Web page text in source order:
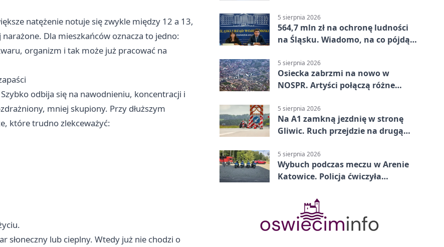
natężenie notuje się zwykle między 12 a 13,
Dla mieszkańców oznacza to jedno:
organizm i tak może już pracować na
odbija się na nawodnieniu, koncentracji i
mniej skupiony. Przy dłuższym
które trudno zlekceważyć:
słoneczny lub cieplny. Wtedy już nie chodzi o
5 sierpnia 2026
564,7 mln zł na ochronę ludności
na Śląsku. Wiadomo, na co pójdą
5 sierpnia 2026
Osiecka zabrzmi na nowo w
NOSPR. Artyści połączą różne
5 sierpnia 2026
Na A1 zamkną jezdnię w stronę
Gliwic. Ruch przejdzie na drugą
5 sierpnia 2026
Wybuch podczas meczu w Arenie
Katowice. Policja ćwiczyła